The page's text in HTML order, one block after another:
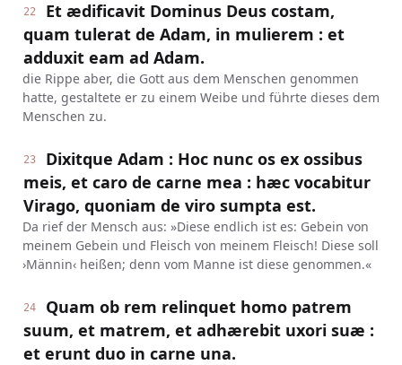
22
Et ædificavit Dominus Deus costam,
quam tulerat de Adam, in mulierem : et
adduxit eam ad Adam.
die Rippe aber, die Gott aus dem Menschen genommen
hatte, gestaltete er zu einem Weibe und führte dieses dem
Menschen zu.
23
Dixitque Adam : Hoc nunc os ex ossibus
meis, et caro de carne mea : hæc vocabitur
Virago, quoniam de viro sumpta est.
Da rief der Mensch aus: »Diese endlich ist es: Gebein von
meinem Gebein und Fleisch von meinem Fleisch! Diese soll
›Männin‹ heißen; denn vom Manne ist diese genommen.«
24
Quam ob rem relinquet homo patrem
suum, et matrem, et adhærebit uxori suæ :
et erunt duo in carne una.